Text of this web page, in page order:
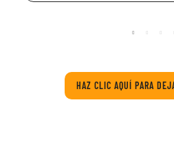
HAZ CLIC AQUÍ PARA